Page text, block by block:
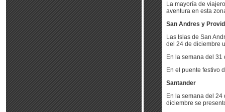
La mayoría de
aventura en esta
San Andres y
Las Islas de San
del 24 de diciembre
En la semana del
En el puente festivo
Santander
En la semana del
diciembre se